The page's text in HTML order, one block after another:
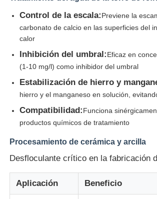
Control de la escala:Previene la
carbonato de calcio en las superficies del
calor
Inhibición del umbral:Eficaz en
(1-10 mg/l) como inhibidor del umbral
Estabilización de hierro y
hierro y el manganeso en solución,
Compatibilidad:Funciona
productos químicos de tratamiento
Procesamiento de cerámica y arcilla
Desfloculante crítico en la fabricación
Aplicación Beneficio